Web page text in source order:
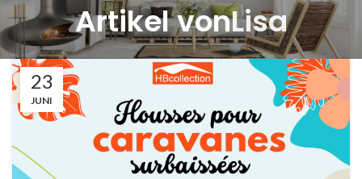
Artikel vonLisa
23
JUNI